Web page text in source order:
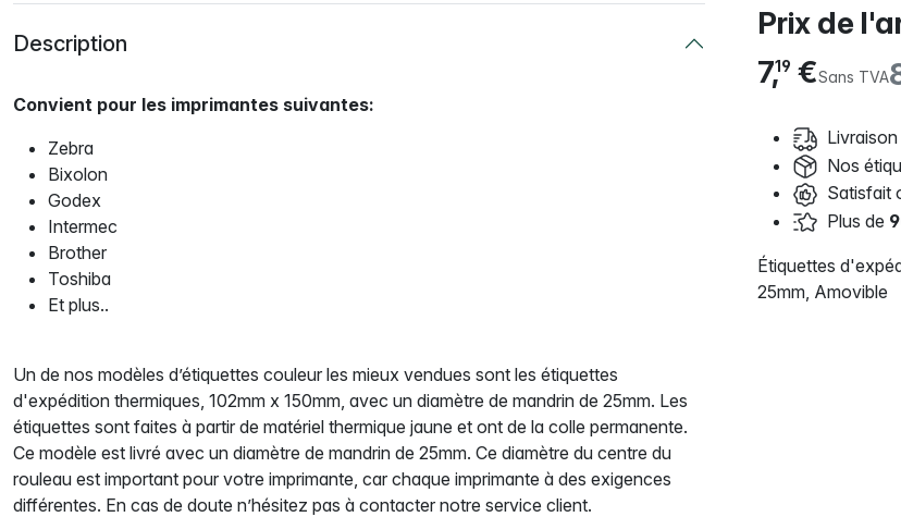
Prix de
7,19 €Sans TVA
Nos
Satisfait
Plus de
Étiquettes
25mm, Amovible
Description
Convient pour les imprimantes suivantes:
Zebra
Bixolon
Godex
Intermec
Brother
Toshiba
Et plus..
Un de nos modèles d’étiquettes couleur les mieux vendues sont les étiquettes
d'expédition thermiques, 102mm x 150mm, avec un diamètre de mandrin de 25mm. Les
étiquettes sont faites à partir de matériel thermique jaune et ont de la colle permanente.
Ce modèle est livré avec un diamètre de mandrin de 25mm. Ce diamètre du centre du
rouleau est important pour votre imprimante, car chaque imprimante à des exigences
différentes. En cas de doute n’hésitez pas à contacter notre service client.